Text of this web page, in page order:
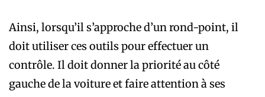
Ainsi, lorsqu’il s’approche d’un rond-point, il
doit utiliser ces outils pour effectuer un
contrôle. Il doit donner la priorité au côté
gauche de la voiture et faire attention à ses